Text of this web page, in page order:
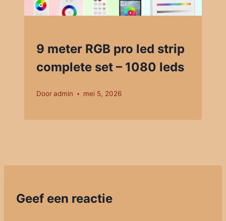
9 meter RGB pro led strip
complete set – 1080 leds
Dooradmin mei 5, 2026
Geef een reactie